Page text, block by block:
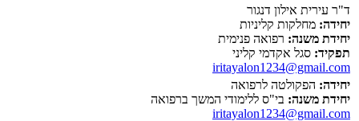
ד"ר עירית אילון דנגור
יחידה: מחלקות קליניות
יחידת משנה: רפואה פנימית
תפקיד: סגל אקדמי קליני
iritayalon1234@gmail.com
יחידה: הפקולטה לרפואה
יחידת משנה: בי"ס ללימודי המשך ברפואה
iritayalon1234@gmail.com